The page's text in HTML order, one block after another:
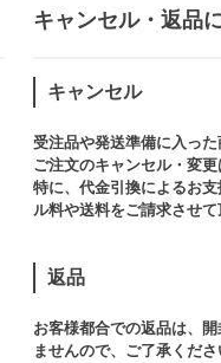
キャンセル・返品
キャンセル
受注品や発送準備に入った
ご注文のキャンセル・変更
特に、代金引換によるお
ル料や送料をご請求させて
返品
お客様都合での返品は、
ませんので、ご了承くださ